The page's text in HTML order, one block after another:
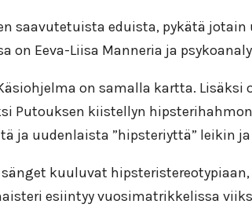
saavutetuista eduista, pykätä
Eeva-Liisa Manneria ja
on samalla kartta.
Putouksen kiistellyn
ja uudenlaista ”hipsteriyttä” leikin
kuuluvat
esiintyy vuosimatrikkelissa